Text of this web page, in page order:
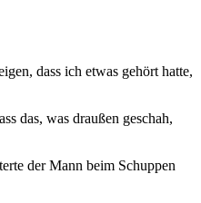
dass ich etwas gehört hatte,
das, was draußen geschah,
der Mann beim Schuppen